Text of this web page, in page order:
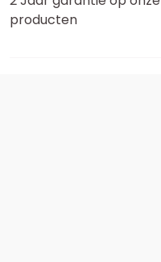
producten